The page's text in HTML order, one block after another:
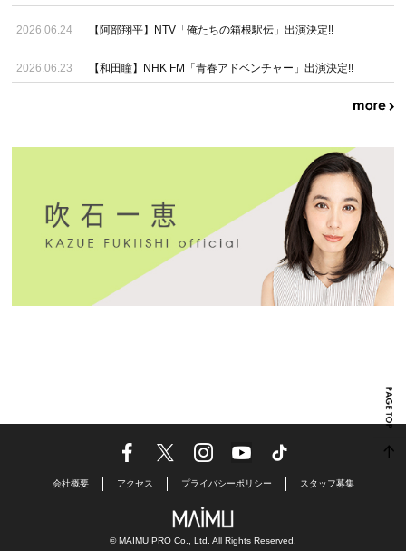
2026.06.24 【阿部翔平】NTV「俺たちの箱根駅伝」出演決定!!
2026.06.23 【和田瞳】NHK FM「青春アドベンチャー」出演決定!!
会社概要 アクセス プライバシーポリシー スタッフ募集
© MAIMU PRO Co., Ltd. All Rights Reserved.